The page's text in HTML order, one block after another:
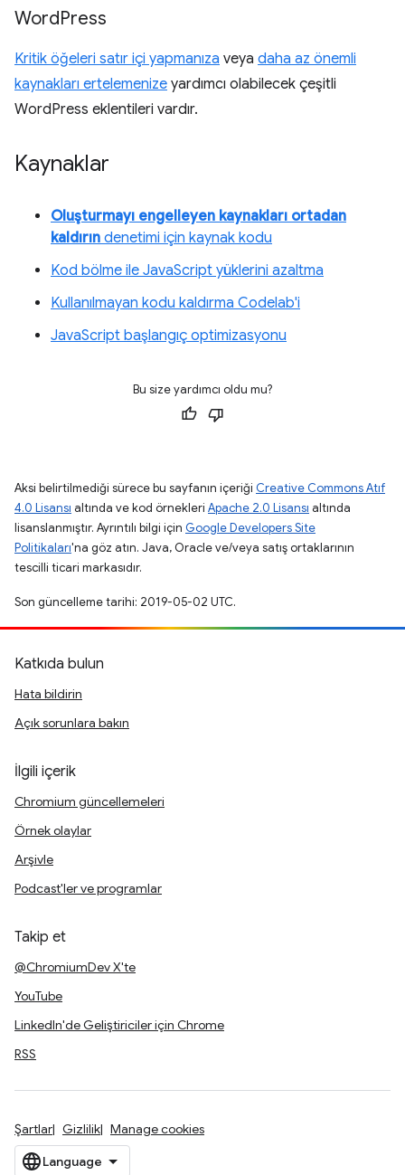
WordPress
Kritik öğeleri satır içi yapmanıza veya daha az önemli
kaynakları ertelemenize yardımcı olabilecek çeşitli
WordPress eklentileri vardır.
Kaynaklar
Oluşturmayı engelleyen kaynakları ortadan
kaldırın denetimi için kaynak kodu
Kod bölme ile JavaScript yüklerini azaltma
Kullanılmayan kodu kaldırma Codelab'i
JavaScript başlangıç optimizasyonu
Bu size yardımcı oldu mu?
Aksi belirtilmediği sürece bu sayfanın içeriği Creative Commons Atıf
4.0 Lisansı altında ve kod örnekleri Apache 2.0 Lisansı altında
lisanslanmıştır. Ayrıntılı bilgi için Google Developers Site
Politikaları'na göz atın. Java, Oracle ve/veya satış ortaklarının
tescilli ticari markasıdır.
Son güncelleme tarihi: 2019-05-02 UTC.
Katkıda bulun
Hata bildirin
Açık sorunlara bakın
İlgili içerik
Chromium güncellemeleri
Örnek olaylar
Arşivle
Podcast'ler ve programlar
Takip et
@ChromiumDev X'te
YouTube
LinkedIn'de Geliştiriciler için Chrome
RSS
Şartlar Gizlilik Manage cookies